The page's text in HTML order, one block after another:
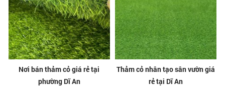
Nơi bán thảm cỏ giá rẻ tại
phường Dĩ An
Thảm cỏ nhân tạo sân vườn giá
rẻ tại Dĩ An